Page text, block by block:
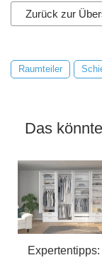
Zurück zur
Raumteiler
Das